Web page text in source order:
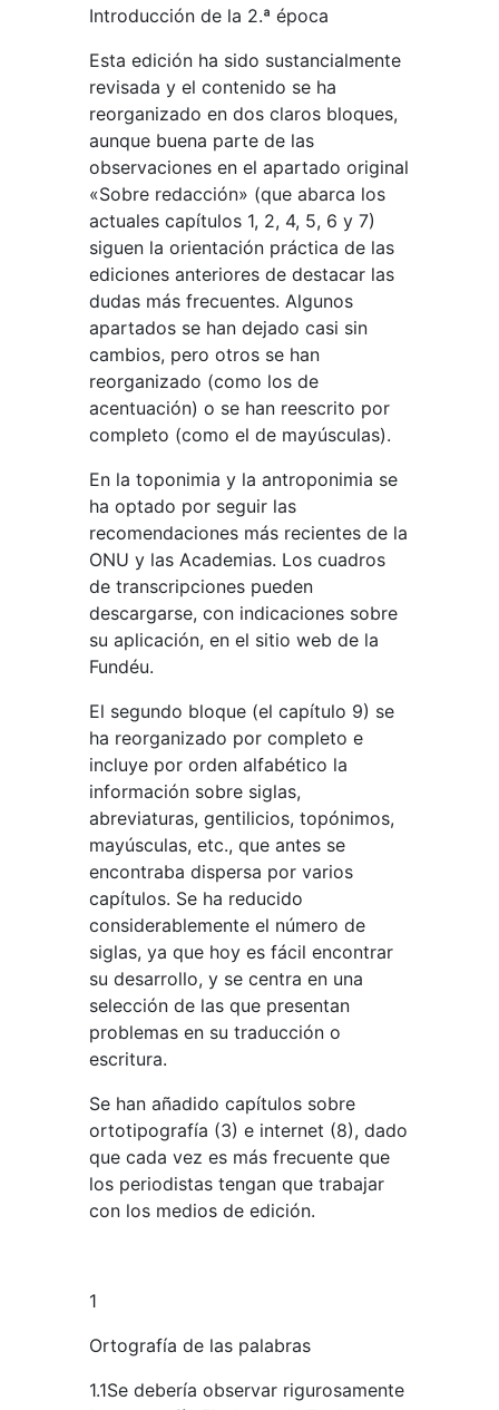
Introducción de la 2.ª época
Esta edición ha sido sustancialmente
revisada y el contenido se ha
reorganizado en dos claros bloques,
aunque buena parte de las
observaciones en el apartado original
«Sobre redacción» (que abarca los
actuales capítulos 1, 2, 4, 5, 6 y 7)
siguen la orientación práctica de las
ediciones anteriores de destacar las
dudas más frecuentes. Algunos
apartados se han dejado casi sin
cambios, pero otros se han
reorganizado (como los de
acentuación) o se han reescrito por
completo (como el de mayúsculas).
En la toponimia y la antroponimia se
ha optado por seguir las
recomendaciones más recientes de la
ONU y las Academias. Los cuadros
de transcripciones pueden
descargarse, con indicaciones sobre
su aplicación, en el sitio web de la
Fundéu.
El segundo bloque (el capítulo 9) se
ha reorganizado por completo e
incluye por orden alfabético la
información sobre siglas,
abreviaturas, gentilicios, topónimos,
mayúsculas, etc., que antes se
encontraba dispersa por varios
capítulos. Se ha reducido
considerablemente el número de
siglas, ya que hoy es fácil encontrar
su desarrollo, y se centra en una
selección de las que presentan
problemas en su traducción o
escritura.
Se han añadido capítulos sobre
ortotipografía (3) e internet (8), dado
que cada vez es más frecuente que
los periodistas tengan que trabajar
con los medios de edición.
1
Ortografía de las palabras
1.1Se debería observar rigurosamente